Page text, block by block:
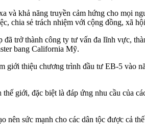
và khả năng truyền cảm hứng cho mọi
chia sẻ trách nhiệm với cộng đồng, xã
trở thành công ty tư vấn đa lĩnh vực,
bang California Mỹ.
thiệu chương trình đầu tư EB-5 vào
giới, đặc biệt là đáp ứng nhu cầu của
sức mạnh cho các dân tộc được cả